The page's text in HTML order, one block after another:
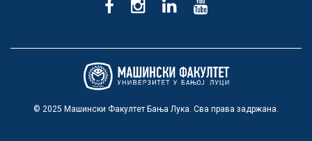
© 2025 Машински Факултет Бања Лука. Сва права задржана.